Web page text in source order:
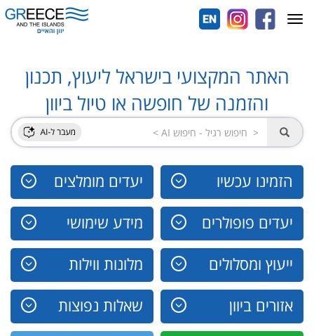
האתר המקצועי בישראל ליעוץ, תכנון
והזמנה של חופשה או טיול ביוון
הזמינו עכשיו יעדים מומלצים
יעדים פופולרים מידע שימושי
ייעוץ ומסלולים מלונות ווילות
אזורים ביוון שאלות נפוצות
Toggle
navigation